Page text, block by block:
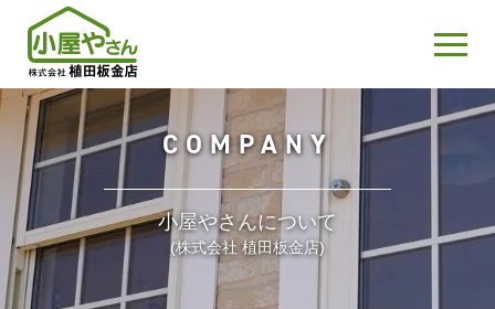
COMPANY
小屋やさんについて
(株式会社 植田板金店)